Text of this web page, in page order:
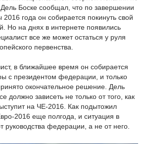
Боске сообщал, что по завершении
года он собирается покинуть свой
Но на днях в интернете появились
все же может остаться у руля
первенства.
в ближайшее время он собирается
с президентом федерации, и только
окончательное решение. Дель
должно зависеть не только от того, как
на ЧЕ-2016. Как подытожил
2016 еще полгода, и ситуация в
руководства федерации, а не от него.